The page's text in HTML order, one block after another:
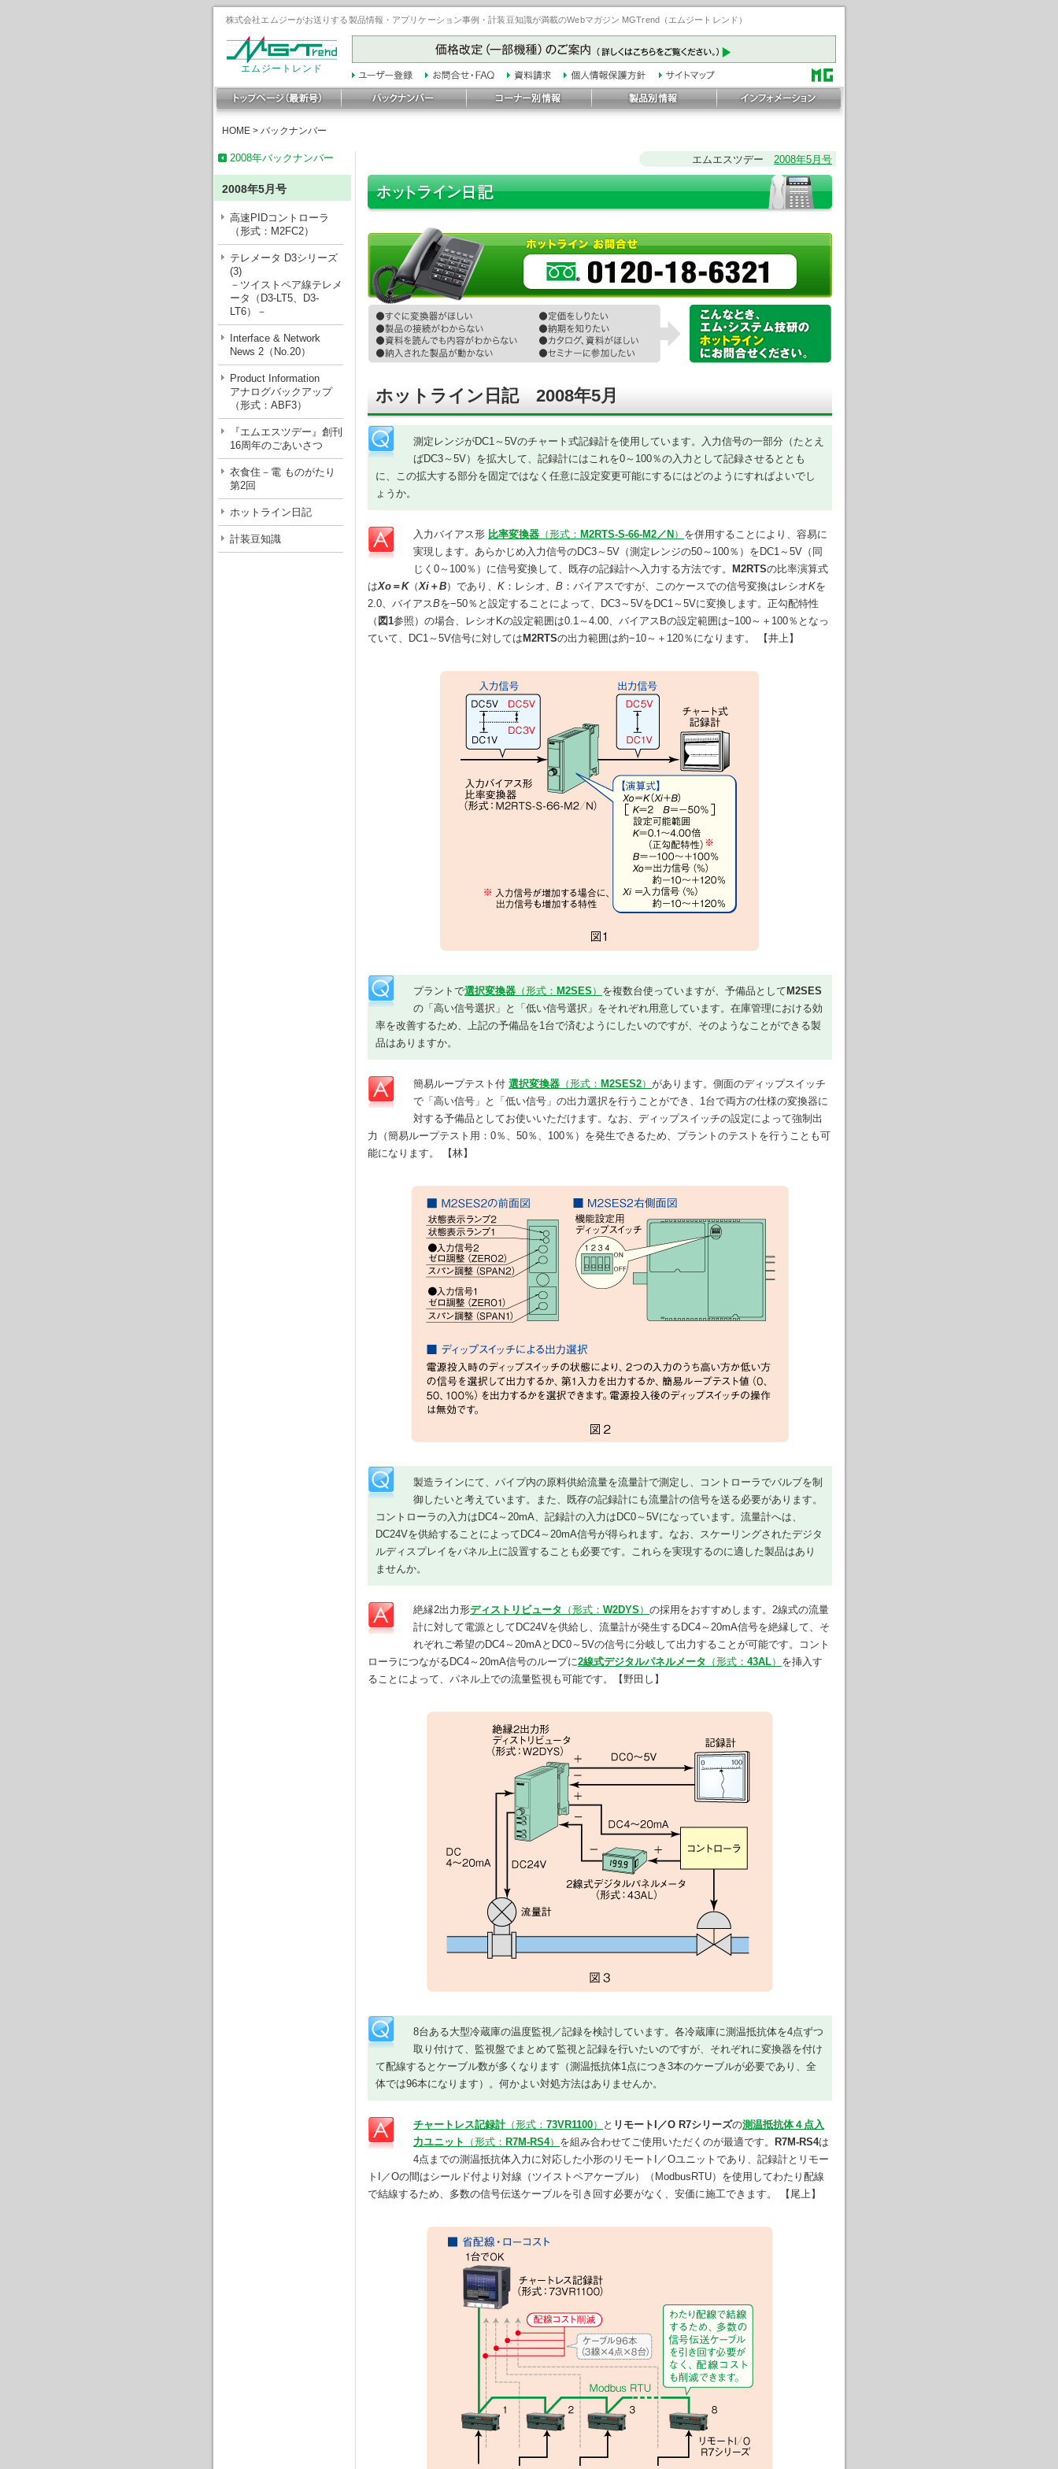
株式会社エムジーがお送りする製品情報・アプリケーション事例・計装豆知識が満載のWebマガジン MGTrend（エムジートレンド）
エムジートレンド
HOME > バックナンバー
2008年バックナンバー
2008年5月号
高速PIDコントローラ
（形式：M2FC2）
テレメータ D3シリーズ
(3)
－ツイストペア線テレメ
ータ（D3-LT5、D3-
LT6）－
Interface & Network
News 2（No.20）
Product Information
アナログバックアップ
（形式：ABF3）
『エムエスツデー』創刊
16周年のごあいさつ
衣食住－電 ものがたり
第2回
ホットライン日記
計装豆知識
エムエスツデー 2008年5月号
ホットライン日記 2008年5月
測定レンジがDC1～5Vのチャート式記録計を使用しています。入力信号の一部分（たとえ
ばDC3～5V）を拡大して、記録計にはこれを0～100％の入力として記録させるととも
に、この拡大する部分を固定ではなく任意に設定変更可能にするにはどのようにすればよいでし
ょうか。
入力バイアス形 比率変換器 （形式： M2RTS-S-66-M2／N ） を併用することにより、容易に
実現します。あらかじめ入力信号のDC3～5V（測定レンジの50～100％）をDC1～5V（同
じく0～100％）に信号変換して、既存の記録計へ入力する方法です。
M2RTSの比率演算式
はXo ＝K（Xi ＋B）であり、 K ：レシオ、 B ：バイアスですが、このケースでの信号変換はレシオKを
2.0、バイアスBを−50％と設定することによって、DC3～5VをDC1～5Vに変換します。正勾配特性
（ 図1参照）の場合、レシオKの設定範囲は0.1～4.00、バイアスBの設定範囲は−100～＋100％となっ
ていて、DC1～5V信号に対しては M2RTSの出力範囲は約−10～＋120％になります。 【井上】
プラントで選択変換器 （形式： M2SES ） を複数台使っていますが、予備品として M2SES
の「高い信号選択」と「低い信号選択」をそれぞれ用意しています。在庫管理における効
率を改善するため、上記の予備品を1台で済むようにしたいのですが、そのようなことができる製
品はありますか。
簡易ループテスト付 選択変換器 （形式： M2SES2） があります。側面のディップスイッチ
で「高い信号」と「低い信号」の出力選択を行うことができ、1台で両方の仕様の変換器に
対する予備品としてお使いいただけます。なお、ディップスイッチの設定によって強制出
力（簡易ループテスト用：0％、50％、100％）を発生できるため、プラントのテストを行うことも可
能になります。 【林】
製造ラインにて、パイプ内の原料供給流量を流量計で測定し、コントローラでバルブを制
御したいと考えています。また、既存の記録計にも流量計の信号を送る必要があります。
コントローラの入力はDC4～20mA、記録計の入力はDC0～5Vになっています。流量計へは、
DC24Vを供給することによってDC4～20mA信号が得られます。なお、スケーリングされたデジタ
ルディスプレイをパネル上に設置することも必要です。これらを実現するのに適した製品はあり
ませんか。
絶縁2出力形ディストリビュータ （形式： W2DYS ） の採用をおすすめします。2線式の流量
計に対して電源としてDC24Vを供給し、流量計が発生するDC4～20mA信号を絶縁して、そ
れぞれご希望のDC4～20mAとDC0～5Vの信号に分岐して出力することが可能です。コント
ローラにつながるDC4～20mA信号のループに2線式デジタルパネルメータ （形式： 43AL） を挿入す
ることによって、パネル上での流量監視も可能です。【野田し】
8台ある大型冷蔵庫の温度監視／記録を検討しています。各冷蔵庫に測温抵抗体を4点ずつ
取り付けて、監視盤でまとめて監視と記録を行いたいのですが、それぞれに変換器を付け
て配線するとケーブル数が多くなります（測温抵抗体1点につき3本のケーブルが必要であり、全
体では96本になります）。何かよい対処方法はありませんか。
チャートレス記録計（形式： 73VR1100） と リモートI／O R7シリーズの測温抵抗体４点入
力ユニット
（形式： R7M-RS4） を組み合わせてご使用いただくのが最適です。 R7M-RS4は
4点までの測温抵抗体入力に対応した小形のリモートI／Oユニットであり、記録計とリモー
トI／Oの間はシールド付より対線（ツイストペアケーブル）（ModbusRTU）を使用してわたり配線
で結線するため、多数の信号伝送ケーブルを引き回す必要がなく、安価に施工できます。 【尾上】